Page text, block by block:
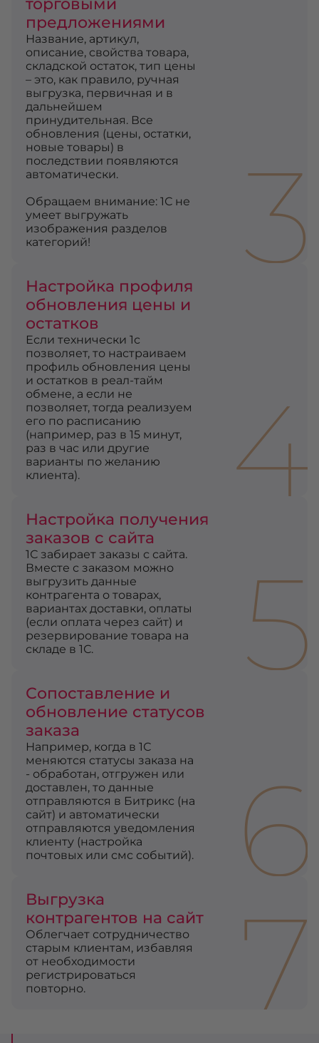
торговыми
предложениями
Название, артикул,
описание, свойства товара,
складской остаток, тип цены
– это, как правило, ручная
выгрузка, первичная и в
дальнейшем
принудительная. Все
обновления (цены, остатки,
новые товары) в
последствии появляются
автоматически.
Обращаем внимание: 1С не
умеет выгружать
изображения разделов
категорий!
3
Настройка профиля
обновления цены и
остатков
Если технически 1с
позволяет, то настраиваем
профиль обновления цены
и остатков в реал-тайм
обмене, а если не
позволяет, тогда реализуем
его по расписанию
(например, раз в 15 минут,
раз в час или другие
варианты по желанию
клиента).
4
Настройка получения
заказов с сайта
1С забирает заказы с сайта.
Вместе с заказом можно
выгрузить данные
контрагента о товарах,
вариантах доставки, оплаты
(если оплата через сайт) и
резервирование товара на
складе в 1С.
5
Сопоставление и
обновление статусов
заказа
Например, когда в 1С
меняются статусы заказа на
- обработан, отгружен или
доставлен, то данные
отправляются в Битрикс (на
сайт) и автоматически
отправляются уведомления
клиенту (настройка
почтовых или смс событий).
6
Выгрузка
контрагентов на сайт
Облегчает сотрудничество
старым клиентам, избавляя
от необходимости
регистрироваться
повторно.
7